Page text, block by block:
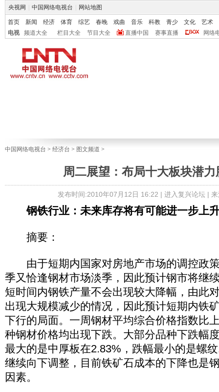
央视网 中国网络电视台 网站地图
首页 新闻 经济 体育 综艺 春晚 戏曲 音乐 科教 青少 文化
艺术
电视
频道大全 栏目大全 节目大全 直播中国 赛事直播 网络
中国网络电视台 > 经济台 > 图文频道 >
周二展望：布局十大板块潜力
发布时间:2010年07月12日 16:22 | 进入复兴论坛| 来
钢铁行业：未来库存将有可能进一步上
摘要：
由于短期内国家对房地产市场的调控政
季又恰逢钢材市场淡季，因此预计钢市将继
短时间内钢铁产量不会出现较大降幅，由此
出现大规模减少的情况，因此预计短期内铁
下行的局面。一周钢材平均综合价格指数比
种钢材价格均出现下跌。大部分品种下跌幅
最大的是中厚板在2.83%，跌幅最小的是螺
继续向下调整，目前铁矿石成本的下降也是
因素。